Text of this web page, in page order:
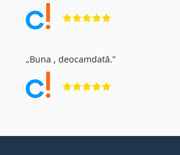
Buna , deocamdată.